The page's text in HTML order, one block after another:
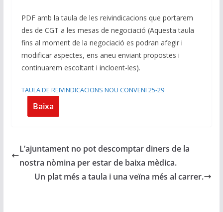
PDF amb la taula de les reivindicacions que portarem
des de CGT a les mesas de negociació (Aquesta taula
fins al moment de la negociació es podran afegir i
modificar aspectes, ens aneu enviant propostes i
continuarem escoltant i incloent-les).
TAULA DE REIVINDICACIONS NOU CONVENI 25-29
Baixa
L’ajuntament no pot descomptar diners de la
nostra nòmina per estar de baixa mèdica.
Un plat més a taula i una veïna més al carrer.